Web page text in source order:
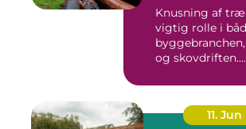
Knusning af
vigtig rolle i
og skovdriften....
11. Jun